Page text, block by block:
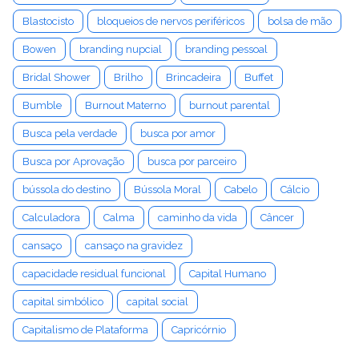
Blastocisto bloqueios de nervos periféricos bolsa de mão
Bowen branding nupcial branding pessoal
Bridal Shower Brilho Brincadeira Buffet
Bumble Burnout Materno burnout parental
Busca pela verdade busca por amor
Busca por Aprovação busca por parceiro
bússola do destino Bússola Moral Cabelo Cálcio
Calculadora Calma caminho da vida Câncer
cansaço cansaço na gravidez
capacidade residual funcional Capital Humano
capital simbólico capital social
Capitalismo de Plataforma Capricórnio